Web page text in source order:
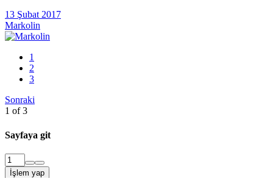
13 Şubat 2017
Markolin
1
2
3
Sonraki
1 of 3
Sayfaya git
İşlem yap